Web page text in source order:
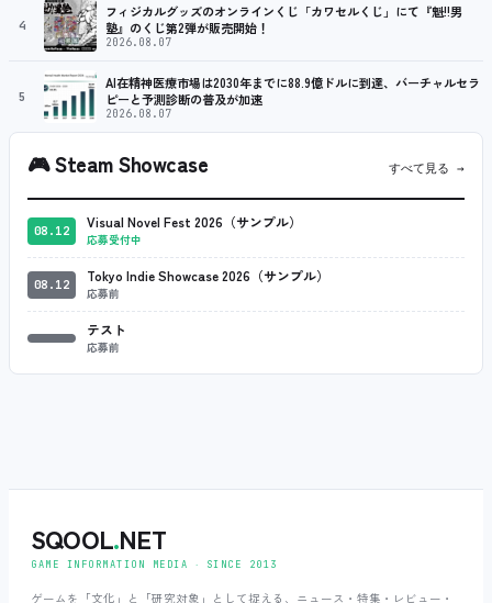
4
フィジカルグッズのオンラインくじ「カワセルくじ」にて『魁!!男
塾』のくじ第2弾が販売開始！
2026.08.07
5
AI在精神医療市場は2030年までに88.9億ドルに到達、バーチャルセラ
ピーと予測診断の普及が加速
2026.08.07
🎮Steam Showcase すべて見る →
08.12 Visual Novel Fest 2026（サンプル）
応募受付中
08.12 Tokyo Indie Showcase 2026（サンプル）
応募前
テスト
応募前
SQOOL.NET
GAME INFORMATION MEDIA ‧ SINCE 2013
ゲームを「文化」と「研究対象」として捉える、ニュース・特集・レビュー・